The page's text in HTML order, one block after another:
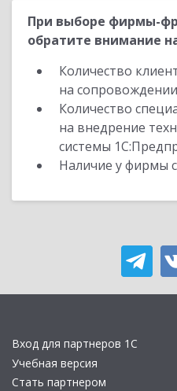
При выборе фирмы-
обратите внимание
Количество
на
Количество
на внедрение
системы
Наличие у фирмы
Вход для партнеров 1С
Учебная версия
Стать партнером